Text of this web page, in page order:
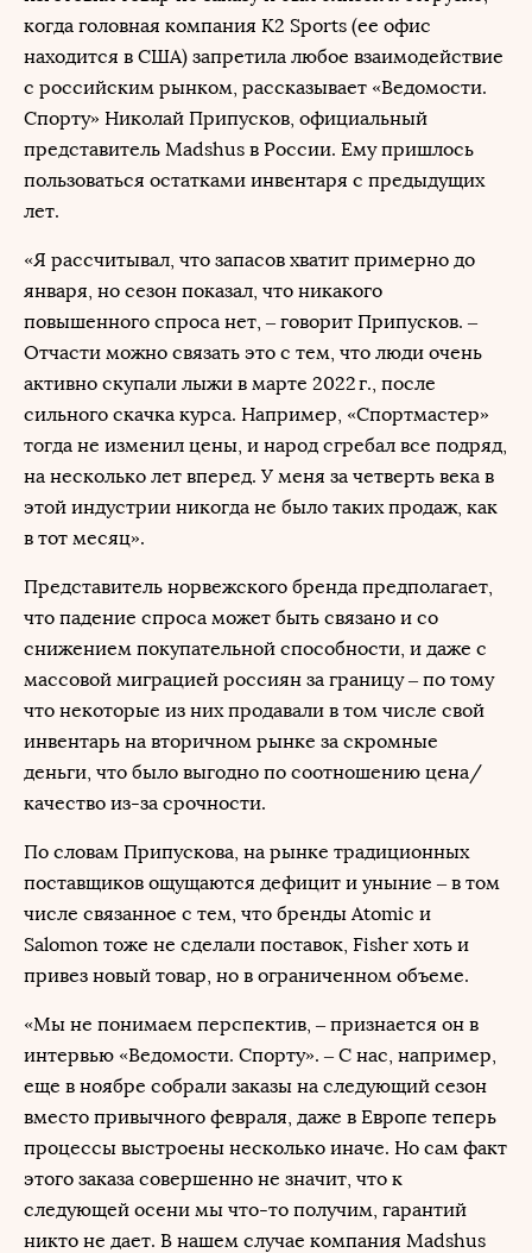
когда головная компания K2 Sports (ее офис
находится в США) запретила любое взаимодействие
с российским рынком, рассказывает «Ведомости.
Спорту» Николай Припусков, официальный
представитель Madshus в России. Ему пришлось
пользоваться остатками инвентаря с предыдущих
лет.
«Я рассчитывал, что запасов хватит примерно до
января, но сезон показал, что никакого
повышенного спроса нет, – говорит Припусков. –
Отчасти можно связать это с тем, что люди очень
активно скупали лыжи в марте 2022 г., после
сильного скачка курса. Например, «Спортмастер»
тогда не изменил цены, и народ сгребал все подряд,
на несколько лет вперед. У меня за четверть века в
этой индустрии никогда не было таких продаж, как
в тот месяц».
Представитель норвежского бренда предполагает,
что падение спроса может быть связано и со
снижением покупательной способности, и даже с
массовой миграцией россиян за границу – по тому
что некоторые из них продавали в том числе свой
инвентарь на вторичном рынке за скромные
деньги, что было выгодно по соотношению цена/
качество из-за срочности.
По словам Припускова, на рынке традиционных
поставщиков ощущаются дефицит и уныние – в том
числе связанное с тем, что бренды Atomic и
Salomon тоже не сделали поставок, Fisher хоть и
привез новый товар, но в ограниченном объеме.
«Мы не понимаем перспектив, – признается он в
интервью «Ведомости. Спорту». – С нас, например,
еще в ноябре собрали заказы на следующий сезон
вместо привычного февраля, даже в Европе теперь
процессы выстроены несколько иначе. Но сам факт
этого заказа совершенно не значит, что к
следующей осени мы что-то получим, гарантий
никто не дает. В нашем случае компания Madshus